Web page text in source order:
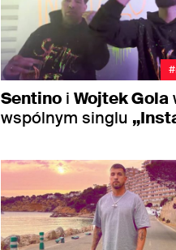
Sentino i Wojtek Gola
wspólnym singlu